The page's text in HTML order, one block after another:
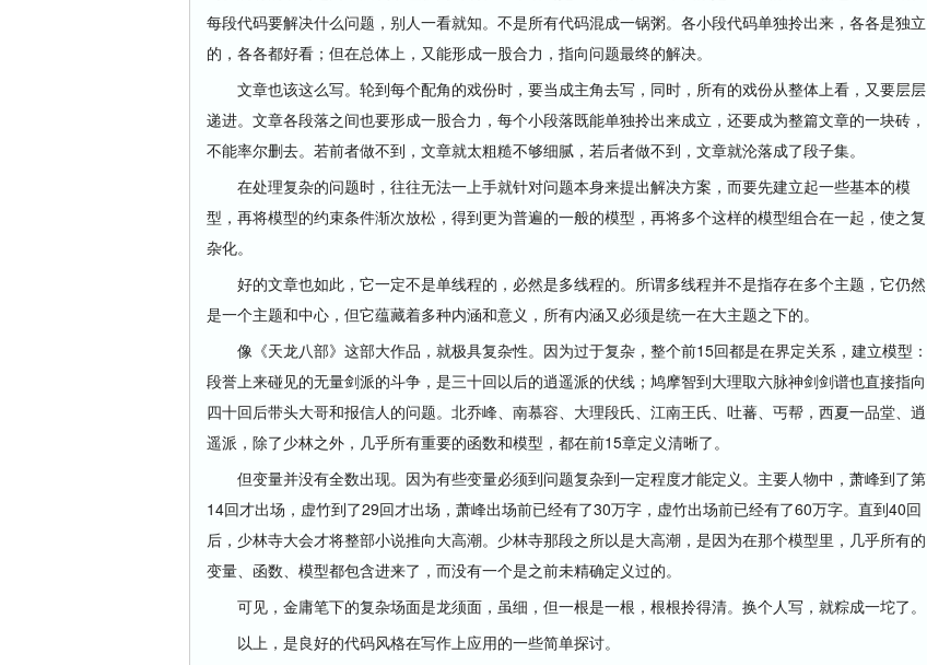
每段代码要解决什么问题，别人一看就知。不是所有代码混成一锅粥。各小段代码单独拎出来，各各是独立
的，各各都好看；但在总体上，又能形成一股合力，指向问题最终的解决。
文章也该这么写。轮到每个配角的戏份时，要当成主角去写，同时，所有的戏份从整体上看，又要层层
递进。文章各段落之间也要形成一股合力，每个小段落既能单独拎出来成立，还要成为整篇文章的一块砖，
不能率尔删去。若前者做不到，文章就太粗糙不够细腻，若后者做不到，文章就沦落成了段子集。
在处理复杂的问题时，往往无法一上手就针对问题本身来提出解决方案，而要先建立起一些基本的模
型，再将模型的约束条件渐次放松，得到更为普遍的一般的模型，再将多个这样的模型组合在一起，使之复
杂化。
好的文章也如此，它一定不是单线程的，必然是多线程的。所谓多线程并不是指存在多个主题，它仍然
是一个主题和中心，但它蕴藏着多种内涵和意义，所有内涵又必须是统一在大主题之下的。
像《天龙八部》这部大作品，就极具复杂性。因为过于复杂，整个前15回都是在界定关系，建立模型：
段誉上来碰见的无量剑派的斗争，是三十回以后的逍遥派的伏线；鸠摩智到大理取六脉神剑剑谱也直接指向
四十回后带头大哥和报信人的问题。北乔峰、南慕容、大理段氏、江南王氏、吐蕃、丐帮，西夏一品堂、逍
遥派，除了少林之外，几乎所有重要的函数和模型，都在前15章定义清晰了。
但变量并没有全数出现。因为有些变量必须到问题复杂到一定程度才能定义。主要人物中，萧峰到了第
14回才出场，虚竹到了29回才出场，萧峰出场前已经有了30万字，虚竹出场前已经有了60万字。直到40回
后，少林寺大会才将整部小说推向大高潮。少林寺那段之所以是大高潮，是因为在那个模型里，几乎所有的
变量、函数、模型都包含进来了，而没有一个是之前未精确定义过的。
可见，金庸笔下的复杂场面是龙须面，虽细，但一根是一根，根根拎得清。换个人写，就粽成一坨了。
以上，是良好的代码风格在写作上应用的一些简单探讨。